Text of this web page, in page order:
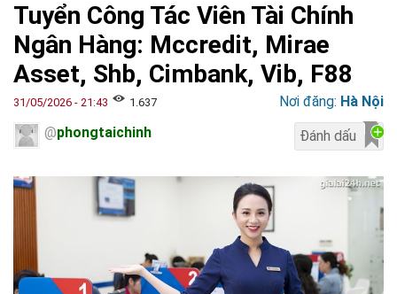
Tuyển Công Tác Viên Tài Chính
Ngân Hàng: Mccredit, Mirae
Asset, Shb, Cimbank, Vib, F88
31/05/2026 - 21:43 1.637 Nơi đăng: Hà Nội
@phongtaichinh